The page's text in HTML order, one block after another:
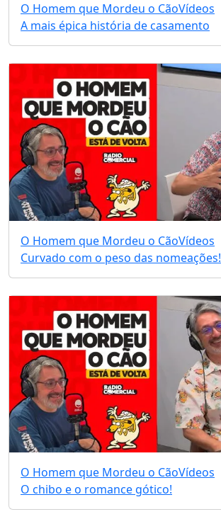
O Homem que Mordeu o CãoVídeos
A mais épica história de casamento
O Homem que Mordeu o CãoVídeos
Curvado com o peso das nomeações!
O Homem que Mordeu o CãoVídeos
O chibo e o romance gótico!